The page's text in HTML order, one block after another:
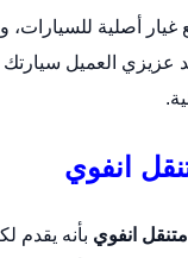
غيار أصلية
عزيزي العميل
انفوي
انفوي بأنه يقدم